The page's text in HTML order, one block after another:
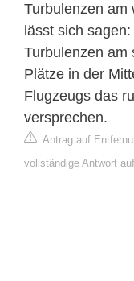
Turbulenzen am
lässt sich
Turbulenzen am
Plätze in der
Flugzeugs das
versprechen.
Antrag auf
vollständige Antwort